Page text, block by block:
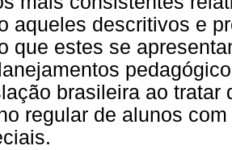
aqueles descritivos e
que estes se
brasileira ao
regular de alunos